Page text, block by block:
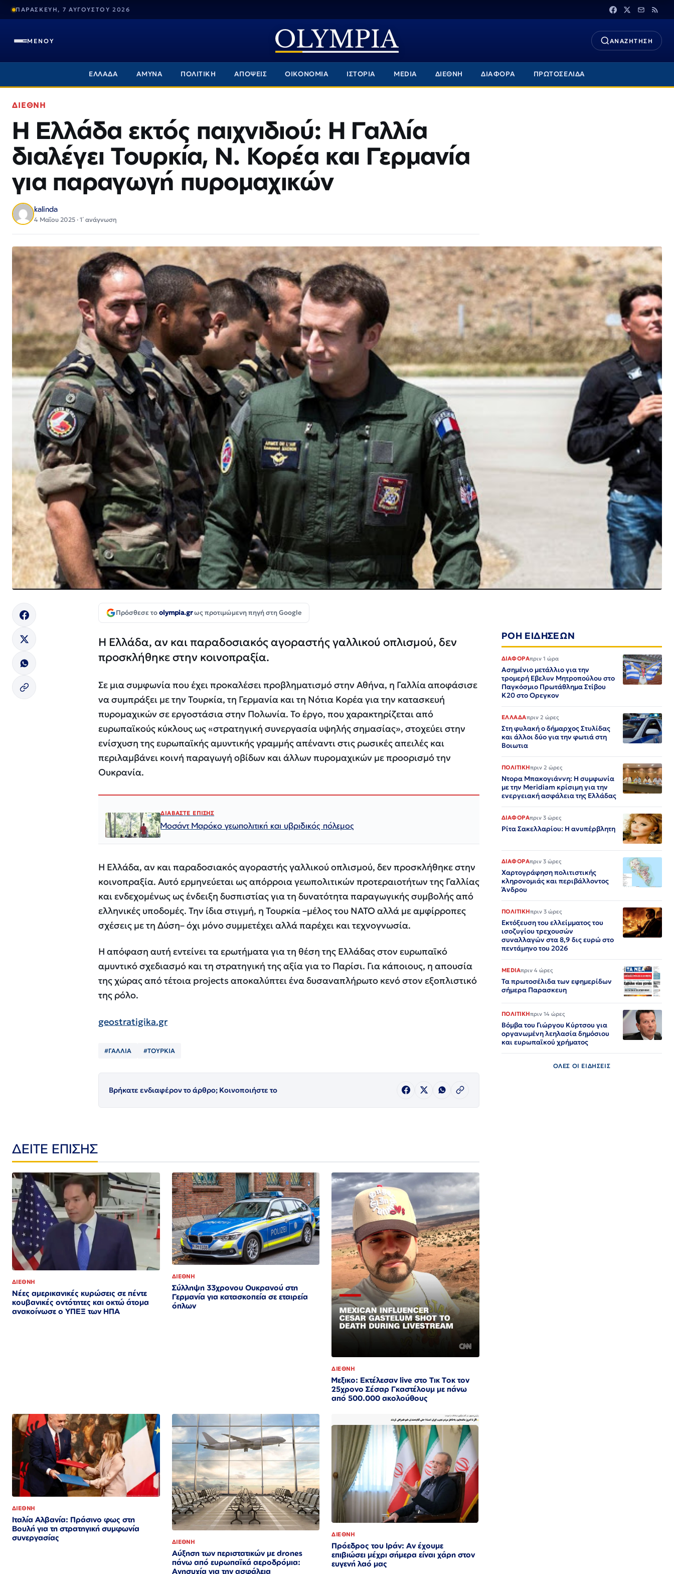
ΠΑΡΑΣΚΕΥΗ, 7 ΑΥΓΟΥΣΤΟΥ 2026
ΜΕΝΟΥ ΑΝΑΖΗΤΗΣΗ
ΕΛΛΑΔΑ ΑΜΥΝΑ ΠΟΛΙΤΙΚΗ ΑΠΟΨΕΙΣ ΟΙΚΟΝΟΜΙΑ ΙΣΤΟΡΙΑ MEDIA ΔΙΕΘΝΗ ΔΙΑΦΟΡΑ ΠΡΩΤΟΣΕΛΙΔΑ
ΔΙΕΘΝΗ
Η Ελλάδα εκτός παιχνιδιού: Η Γαλλία
διαλέγει Τουρκία, Ν. Κορέα και Γερμανία
για παραγωγή πυρομαχικών
kalinda
4 Μαΐου 2025 · 1΄ ανάγνωση
Πρόσθεσε τοolympia.grως προτιμώμενη πηγή στη Google
Η Ελλάδα, αν και παραδοσιακός αγοραστής γαλλικού οπλισμού, δεν
προσκλήθηκε στην κοινοπραξία.
Σε μια συμφωνία που έχει προκαλέσει προβληματισμό στην Αθήνα, η Γαλλία αποφάσισε
να συμπράξει με την Τουρκία, τη Γερμανία και τη Νότια Κορέα για την κατασκευή
πυρομαχικών σε εργοστάσια στην Πολωνία. Το έργο, που χαρακτηρίζεται από
ευρωπαϊκούς κύκλους ως «στρατηγική συνεργασία υψηλής σημασίας», στοχεύει στην
ενίσχυση της ευρωπαϊκής αμυντικής γραμμής απέναντι στις ρωσικές απειλές και
περιλαμβάνει κοινή παραγωγή οβίδων και άλλων πυρομαχικών με προορισμό την
Ουκρανία.
ΔΙΑΒΑΣΤΕ ΕΠΙΣΗΣ
Μοσάντ Μαρόκο γεωπολιτική και υβριδικός πόλεμος
Η Ελλάδα, αν και παραδοσιακός αγοραστής γαλλικού οπλισμού, δεν προσκλήθηκε στην
κοινοπραξία. Αυτό ερμηνεύεται ως απόρροια γεωπολιτικών προτεραιοτήτων της Γαλλίας
και ενδεχομένως ως ένδειξη δυσπιστίας για τη δυνατότητα παραγωγικής συμβολής από
ελληνικές υποδομές. Την ίδια στιγμή, η Τουρκία –μέλος του ΝΑΤΟ αλλά με αμφίρροπες
σχέσεις με τη Δύση– όχι μόνο συμμετέχει αλλά παρέχει και τεχνογνωσία.
Η απόφαση αυτή εντείνει τα ερωτήματα για τη θέση της Ελλάδας στον ευρωπαϊκό
αμυντικό σχεδιασμό και τη στρατηγική της αξία για το Παρίσι. Για κάποιους, η απουσία
της χώρας από τέτοια projects αποκαλύπτει ένα δυσαναπλήρωτο κενό στον εξοπλιστικό
της ρόλο.
geostratigika.gr
#ΓΑΛΛΙΑ #ΤΟΥΡΚΙΑ
Βρήκατε ενδιαφέρον το άρθρο; Κοινοποιήστε το
ΔΕΙΤΕ ΕΠΙΣΗΣ
ΔΙΕΘΝΗ
Νέες αμερικανικές κυρώσεις σε πέντε
κουβανικές οντότητες και οκτώ άτομα
ανακοίνωσε ο ΥΠΕΞ των ΗΠΑ
ΔΙΕΘΝΗ
Σύλληψη 33χρονου Ουκρανού στη
Γερμανία για κατασκοπεία σε εταιρεία
όπλων
ΔΙΕΘΝΗ
Μεξικο: Εκτέλεσαν live στο Τικ Τοκ τον
25χρονο Σέσαρ Γκαστέλουμ με πάνω
από 500.000 ακολούθους
ΔΙΕΘΝΗ
Ιταλία Αλβανία: Πράσινο φως στη
Βουλή για τη στρατηγική συμφωνία
συνεργασίας
ΔΙΕΘΝΗ
Αύξηση των περιστατικών με drones
πάνω από ευρωπαϊκά αεροδρόμια:
Ανησυχία για την ασφάλεια
ΔΙΕΘΝΗ
Πρόεδρος του Ιράν: Αν έχουμε
επιβιώσει μέχρι σήμερα είναι χάρη στον
ευγενή λαό μας
ΡΟΗ ΕΙΔΗΣΕΩΝ
ΔΙΑΦΟΡΑπριν 1 ώρα
Ασημένιο μετάλλιο για την
τρομερή Εβελυν Μητροπούλου στο
Παγκόσμιο Πρωτάθλημα Στίβου
Κ20 στο Ορεγκον
ΕΛΛΑΔΑπριν 2 ώρες
Στη φυλακή ο δήμαρχος Στυλίδας
και άλλοι δύο για την φωτιά στη
Βοιωτια
ΠΟΛΙΤΙΚΗπριν 2 ώρες
Ντορα Μπακογιάννη: Η συμφωνία
με την Meridiam κρίσιμη για την
ενεργειακή ασφάλεια της Ελλάδας
ΔΙΑΦΟΡΑπριν 3 ώρες
Ρίτα Σακελλαρίου: Η ανυπέρβλητη
ΔΙΑΦΟΡΑπριν 3 ώρες
Χαρτογράφηση πολιτιστικής
κληρονομιάς και περιβάλλοντος
Άνδρου
ΠΟΛΙΤΙΚΗπριν 3 ώρες
Εκτόξευση του ελλείμματος του
ισοζυγίου τρεχουσών
συναλλαγών στα 8,9 δις ευρώ στο
πεντάμηνο του 2026
MEDIAπριν 4 ώρες
Τα πρωτοσέλιδα των εφημερίδων
σήμερα Παρασκευη
ΠΟΛΙΤΙΚΗπριν 14 ώρες
Βόμβα του Γιώργου Κύρτσου για
οργανωμένη λεηλασία δημόσιου
και ευρωπαϊκού χρήματος
ΟΛΕΣ ΟΙ ΕΙΔΗΣΕΙΣ